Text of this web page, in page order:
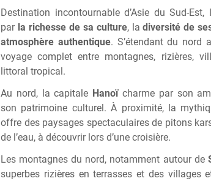
Destination incontournable d’Asie du Sud-
par la richesse de sa culture, ladiversité de
atmosphère authentique. S’étendant du nord
voyage complet entre montagnes, rizières,
littoral tropical.
Au nord, la capitale Hanoï charme par son
son patrimoine culturel. À proximité, la
offre des paysages spectaculaires de pitons
de l’eau, à découvrir lors d’une croisière.
Les montagnes du nord, notamment autour de
superbes rizières en terrasses et des villages